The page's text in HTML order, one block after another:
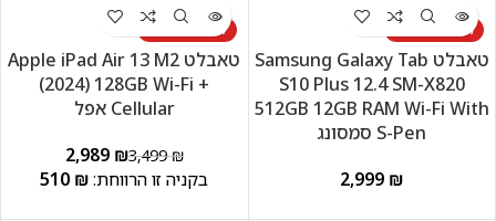
לא זמין במלאי
טאבלט Samsung Galaxy Tab
S10 Plus 12.4 SM-X820
512GB 12GB RAM Wi-Fi With
S-Pen סמסונג
₪
לא זמין במלאי
טאבלט Apple iPad Air 13 M2
(2024) 128GB Wi-Fi +‎‎
Cellular אפל
3,499₪
2,989 ₪
510 ₪